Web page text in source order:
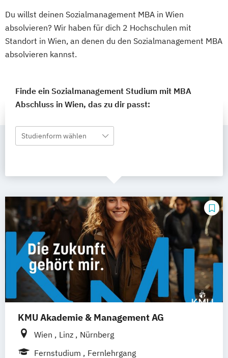
Du willst deinen Sozialmanagement MBA in Wien
absolvieren? Wir haben für dich 2 Hochschulen mit
Standort in Wien, an denen du den Sozialmanagement MBA
absolvieren kannst.
Finde ein Sozialmanagement Studium mit MBA
Abschluss in Wien, das zu dir passt:
Studienform wählen
KMU Akademie & Management AG
Wien Linz
Nürnberg
Fernstudium
Fernlehrgang